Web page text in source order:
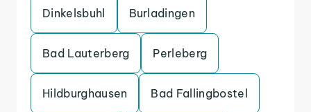
Dinkelsbuhl Burladingen
Bad Lauterberg Perleberg
Hildburghausen Bad Fallingbostel